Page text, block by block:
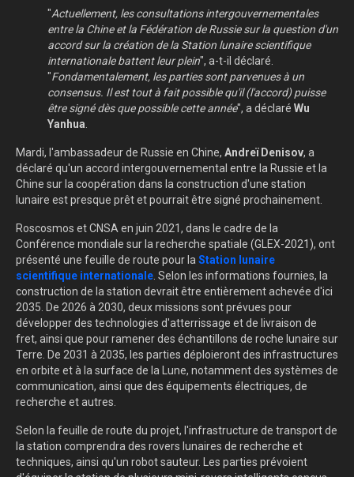
"Actuellement, les consultations intergouvernementales
entre la Chine et la Fédération de Russie sur la question d'un
accord sur la création de la Station lunaire scientifique
internationale battent leur plein", a-t-il déclaré.
"Fondamentalement, les parties sont parvenues à un
consensus. Il est tout à fait possible qu'il (l'accord) puisse
être signé dès que possible cette année", a déclaré Wu
Yanhua
Mardi, l'ambassadeur de Russie en Chine, Andreï Denisov, a
déclaré qu'un accord intergouvernemental entre la Russie et la
Chine sur la coopération dans la construction d'une station
lunaire est presque prêt et pourrait être signé prochainement.
Roscosmos et CNSA en juin 2021, dans le cadre de la
Conférence mondiale sur la recherche spatiale (GLEX-2021), ont
présenté une feuille de route pour la Station lunaire
scientifique internationale . Selon les informations fournies, la
construction de la station devrait être entièrement achevée d'ici
2035. De 2026 à 2030, deux missions sont prévues pour
développer des technologies d'atterrissage et de livraison de
fret, ainsi que pour ramener des échantillons de roche lunaire sur
Terre. De 2031 à 2035, les parties déploieront des infrastructures
en orbite et à la surface de la Lune, notamment des systèmes de
communication, ainsi que des équipements électriques, de
recherche et autres.
Selon la feuille de route du projet, l'infrastructure de transport de
la station comprendra des rovers lunaires de recherche et
techniques, ainsi qu'un robot sauteur. Les parties prévoient